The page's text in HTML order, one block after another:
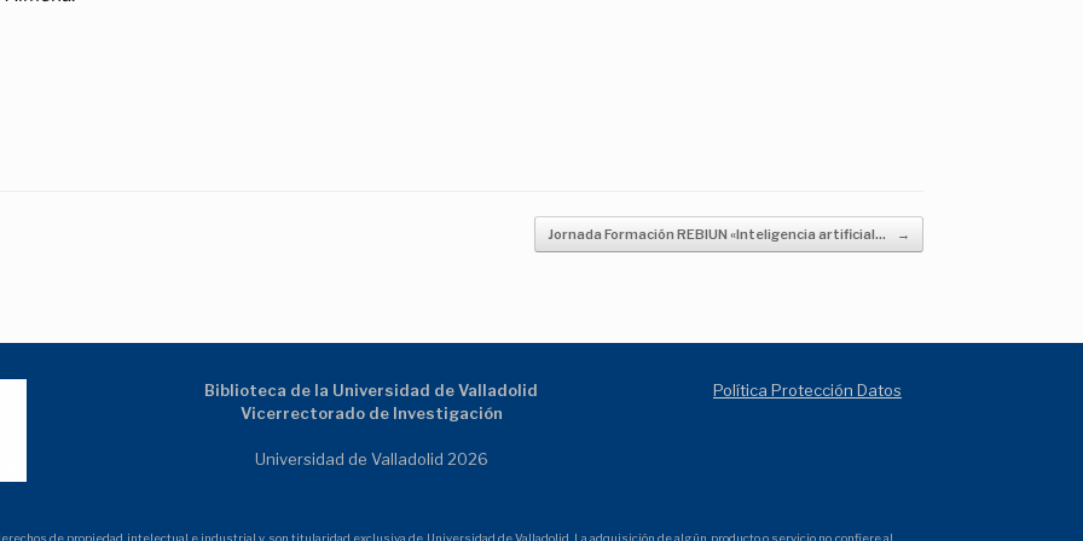
Jornada Formación REBIUN «Inteligencia artificial… →
Biblioteca de la Universidad de Valladolid
Vicerrectorado de Investigación
Universidad de Valladolid 2026
Política Protección Datos
de propiedad intelectual e industrial y son titularidad exclusiva de Universidad de Valladolid. La adquisición de algún producto o servicio no confiere al